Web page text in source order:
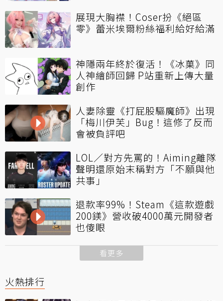
展現大胸襟！Coser扮《絕區
零》蕾米埃爾粉絲福利給好給滿
神隱兩年終於復活！《冰菓》同
人神繪師回歸 P站重新上傳大量
創作
人妻除靈《打屁股驅魔師》出現
「梅川伊芙」Bug！這修了反而
會被負評吧
LOL／對方先罵的！Aiming離隊
聲明還原始末稱對方「不願與他
共事」
退款率99%！Steam《這款遊戲
200鎂》營收破4000萬元開發者
也傻眼
看更多
火熱排行